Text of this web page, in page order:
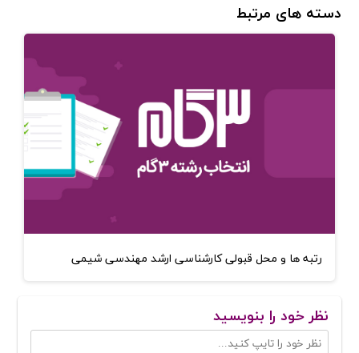
دسته های مرتبط
رتبه ها و محل قبولی کارشناسی ارشد مهندسی شیمی
نظر خود را بنویسید